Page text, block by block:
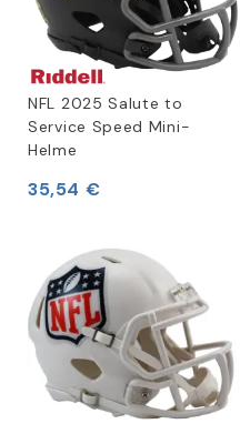
NFL 2025 Salute to
Service Speed Mini-
Helme
35,54 €